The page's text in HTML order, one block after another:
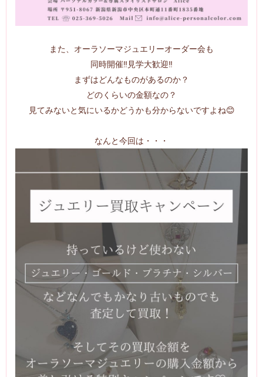
また、オーラソーマジュエリーオーダー会も
同時開催‼️見学大歓迎‼️
まずはどんなものがあるのか？
どのくらいの金額なの？
見てみないと気にいるかどうかも分からないですよね😊
なんと今回は・・・